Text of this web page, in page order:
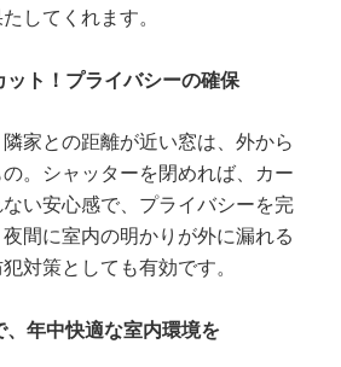
してくれます。
ト！プライバシーの確保
家との距離が近い窓は、外から
。シャッターを閉めれば、カー
い安心感で、プライバシーを完
間に室内の明かりが外に漏れる
対策としても有効です。
年中快適な室内環境を